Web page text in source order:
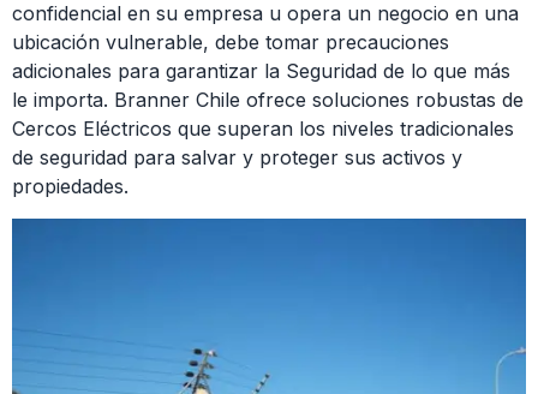
confidencial en su empresa u opera un negocio en una
ubicación vulnerable, debe tomar precauciones
adicionales para garantizar la Seguridad de lo que más
le importa. Branner Chile ofrece soluciones robustas de
Cercos Eléctricos que superan los niveles tradicionales
de seguridad para salvar y proteger sus activos y
propiedades.